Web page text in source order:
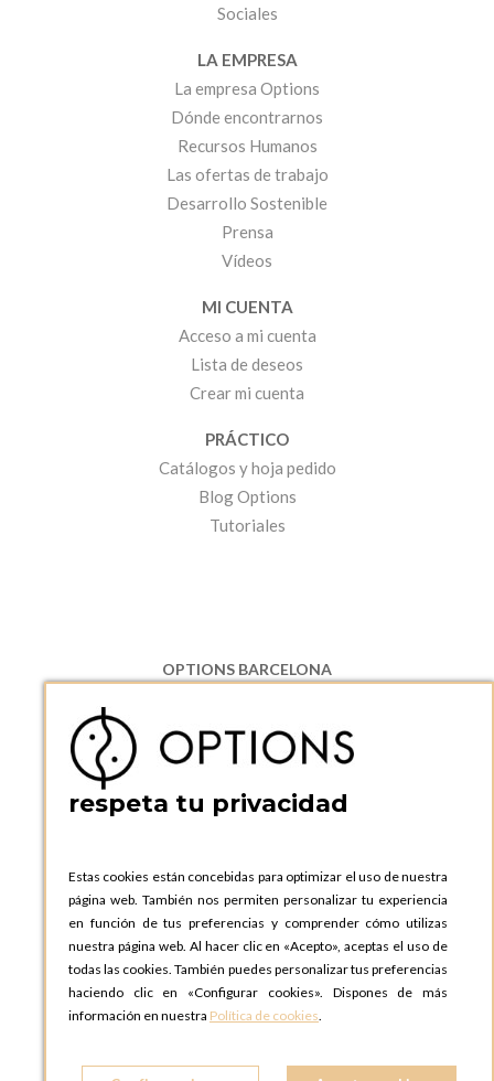
Sociales
LA EMPRESA
La empresa Options
Dónde encontrarnos
Recursos Humanos
Las ofertas de trabajo
Desarrollo Sostenible
Prensa
Vídeos
MI CUENTA
Acceso a mi cuenta
Lista de deseos
Crear mi cuenta
PRÁCTICO
Catálogos y hoja pedido
Blog Options
Tutoriales
OPTIONS BARCELONA
08130 Santa Perpetua de Moguda, Barcelona
ESPAñA
Teléfono:
+34 935 724 041
OPTIONS BARCELONA SHOWROOM
ESPAñA
Teléfono:+34 935 724 041
OPTIONS MADRID
C. Lucio Emilio Cándido, 6,
28803 Alcalá de Henares, Madrid
ESPAñA
respeta tu privacidad
Estas cookies están concebidas para optimizar el uso de nuestra
página web. También nos permiten personalizar tu experiencia
en función de tus preferencias y comprender cómo utilizas
nuestra página web. Al hacer clic en «Acepto», aceptas el uso de
todas las cookies. También puedes personalizar tus preferencias
haciendo clic en «Configurar cookies». Dispones de más
información en nuestra Política de cookies.